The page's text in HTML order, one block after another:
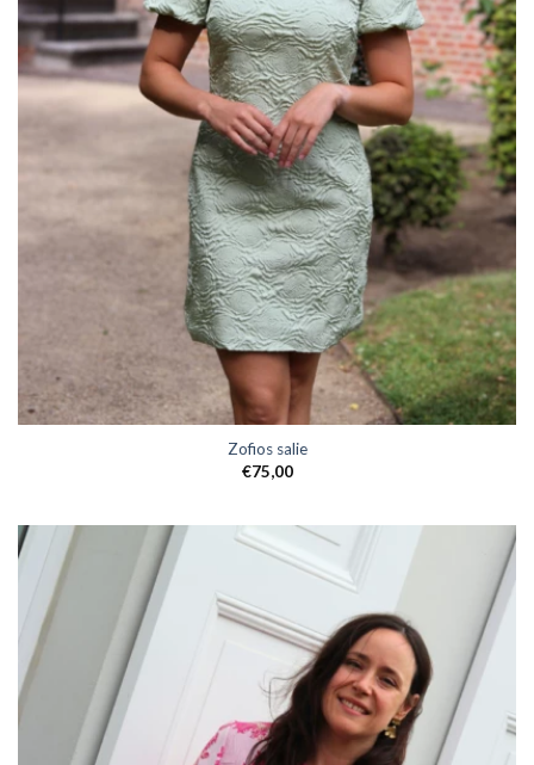
Zofios salie
€75,00